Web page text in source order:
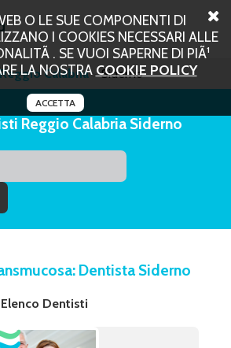
O LE SUE COMPONENTI DI
I COOKIES NECESSARI ALLE
. SE VUOI SAPERNE DI PIÃ¹
LA NOSTRA COOKIE POLICY
ACCETTA
Reggio Calabria Siderno
Reggio Calabria Siderno
Dentista Siderno
Dentisti